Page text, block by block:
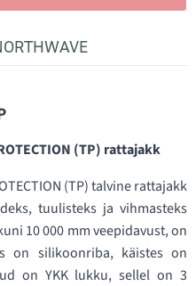
(TP) rattajakk
(TP) talvine rattajakk
tuulisteks ja vihmasteks
10 000 mm veepidavust, on
on silikoonriba, käistes on
on YKK lukku, sellel on 3